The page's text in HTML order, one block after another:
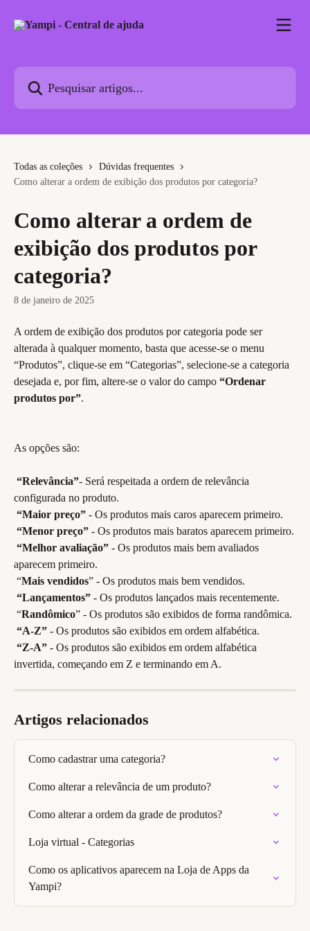
Todas as coleções
Dúvidas frequentes
Como alterar a ordem de exibição dos produtos por categoria?
Como alterar a ordem de
exibição dos produtos por
categoria?
8 de janeiro de 2025
A ordem de exibição dos produtos por categoria pode ser
alterada à qualquer momento, basta que acesse-se o menu
“Produtos”, clique-se em “Categorias”, selecione-se a categoria
desejada e, por fim, altere-se o valor do campo “Ordenar
produtos por”.
As opções são:
“Relevância”- Será respeitada a ordem de relevância
configurada no produto.
“Maior preço” - Os produtos mais caros aparecem primeiro.
“Menor preço” - Os produtos mais baratos aparecem primeiro.
“Melhor avaliação” - Os produtos mais bem avaliados
aparecem primeiro.
“Mais vendidos” - Os produtos mais bem vendidos.
“Lançamentos” - Os produtos lançados mais recentemente.
“Randômico” - Os produtos são exibidos de forma randômica.
“A-Z” - Os produtos são exibidos em ordem alfabética.
“Z-A” - Os produtos são exibidos em ordem alfabética
invertida, começando em Z e terminando em A.
Artigos relacionados
Como cadastrar uma categoria?
Como alterar a relevância de um produto?
Como alterar a ordem da grade de produtos?
Loja virtual - Categorias
Como os aplicativos aparecem na Loja de Apps da
Yampi?